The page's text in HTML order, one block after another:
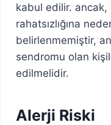
kabul edilir. ancak,
rahatsızlığına
belirlenmemiştir,
sendromu olan
edilmelidir.
Alerji Riski